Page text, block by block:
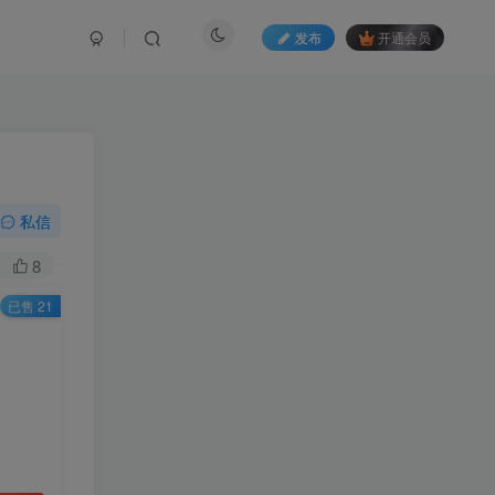
发布 开通会员
私信
8
已售 21